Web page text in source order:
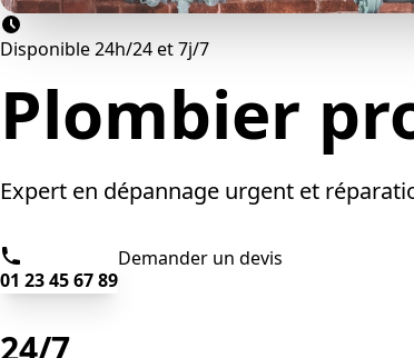
Disponible 24h/24 et 7j/7
Plombier
Expert en dépannage urgent et
01 23 45 67 89
Demander un devis
24/7